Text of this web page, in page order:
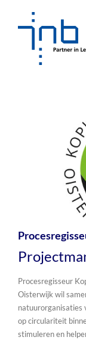
Procesregisseur
Oisterwijk wil
natuurorganisaties
op circulariteit
stimuleren en